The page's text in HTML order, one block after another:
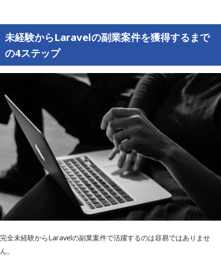
未経験からLaravelの副業案件を獲得するまで
の4ステップ
完全未経験からLaravelの副業案件で活躍するのは容易ではありませ
ん。